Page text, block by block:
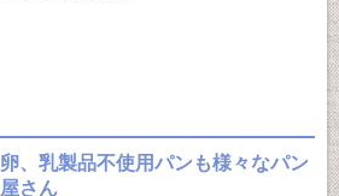
卵、乳製品不使用パンも様々なパン
屋さん